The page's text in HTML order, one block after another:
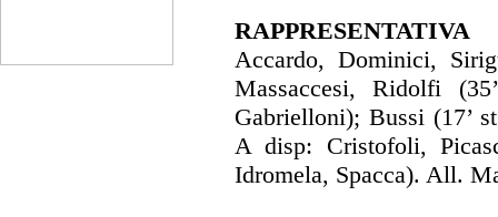
Accardo, Dominici,
Massaccesi, Ridolfi
Gabrielloni); Bussi (17’
A disp: Cristofoli,
Idromela, Spacca). All.